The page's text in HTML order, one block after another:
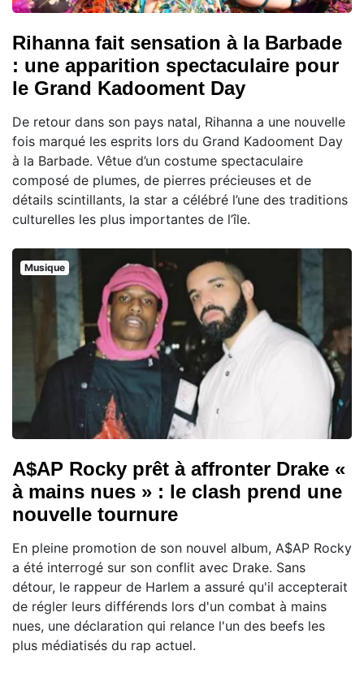
Rihanna fait sensation à la Barbade
: une apparition spectaculaire pour
le Grand Kadooment Day
De retour dans son pays natal, Rihanna a une nouvelle
fois marqué les esprits lors du Grand Kadooment Day
à la Barbade. Vêtue d’un costume spectaculaire
composé de plumes, de pierres précieuses et de
détails scintillants, la star a célébré l’une des traditions
culturelles les plus importantes de l’île.
Musique
A$AP Rocky prêt à affronter Drake «
à mains nues » : le clash prend une
nouvelle tournure
En pleine promotion de son nouvel album, A$AP Rocky
a été interrogé sur son conflit avec Drake. Sans
détour, le rappeur de Harlem a assuré qu'il accepterait
de régler leurs différends lors d'un combat à mains
nues, une déclaration qui relance l'un des beefs les
plus médiatisés du rap actuel.